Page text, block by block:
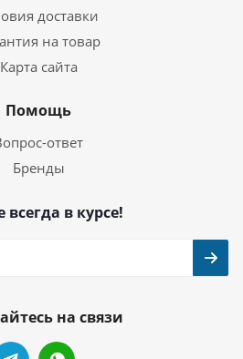
доставки
на товар
Карта сайта
Помощь
ответ
Бренды
всегда в курсе!
на связи